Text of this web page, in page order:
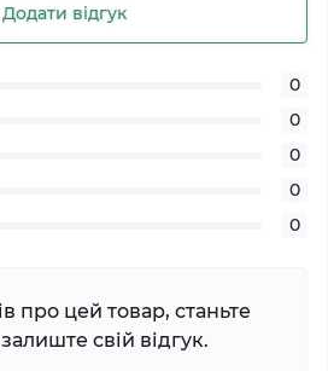
Додати відгук
0
0
0
0
0
про цей товар, станьте
свій відгук.